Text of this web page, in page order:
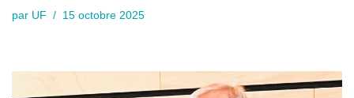
par UF 15 octobre 2025